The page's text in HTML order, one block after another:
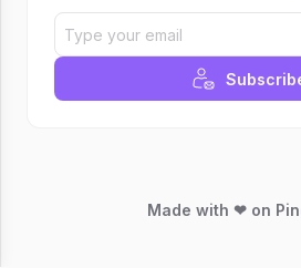
Made with ❤ on